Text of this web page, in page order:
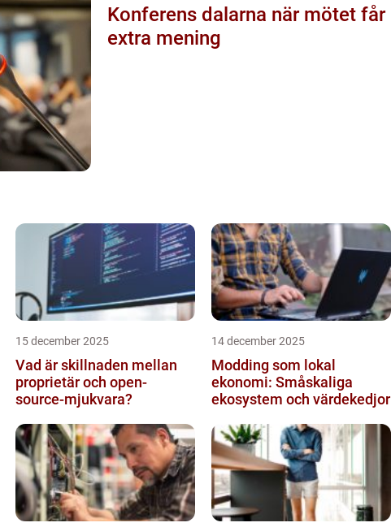
Konferens dalarna när mötet får
extra mening
15 december 2025
Vad är skillnaden mellan
proprietär och open-
source-mjukvara?
14 december 2025
Modding som lokal
ekonomi: Småskaliga
ekosystem och värdekedjor